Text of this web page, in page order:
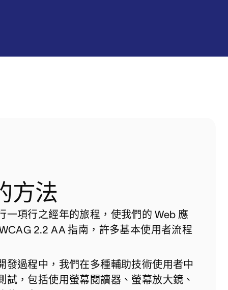
方法
一項行之經年的旅程，使我們的 Web 應
2.2 AA 指南，許多基本使用者流程
發過程中，我們在多種輔助技術使用者中
試，包括使用螢幕閱讀器、螢幕放大鏡、